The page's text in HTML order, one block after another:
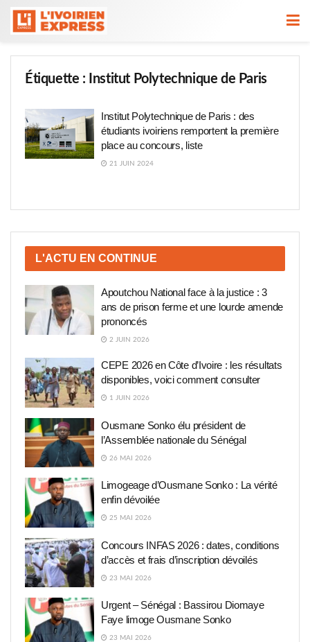
Étiquette : Institut Polytechnique de Paris
Institut Polytechnique de Paris : des
étudiants ivoiriens remportent la première
place au concours, liste
21 JUIN 2024
L'ACTU EN CONTINUE
Apoutchou National face à la justice : 3
ans de prison ferme et une lourde amende
prononcés
2 JUIN 2026
CEPE 2026 en Côte d’Ivoire : les résultats
disponibles, voici comment consulter
1 JUIN 2026
Ousmane Sonko élu président de
l’Assemblée nationale du Sénégal
26 MAI 2026
Limogeage d’Ousmane Sonko : La vérité
enfin dévoilée
25 MAI 2026
Concours INFAS 2026 : dates, conditions
d’accès et frais d’inscription dévoilés
23 MAI 2026
Urgent – Sénégal : Bassirou Diomaye
Faye limoge Ousmane Sonko
23 MAI 2026